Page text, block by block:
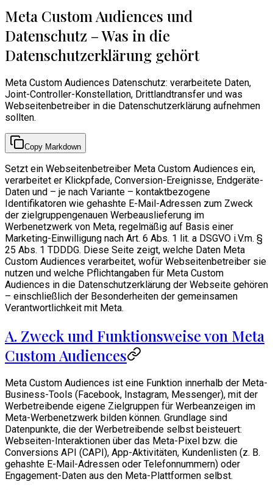
Meta Custom Audiences und
Datenschutz – Was in die
Datenschutzerklärung gehört
Meta Custom Audiences Datenschutz: verarbeitete Daten,
Joint-Controller-Konstellation, Drittlandtransfer und was
Webseitenbetreiber in die Datenschutzerklärung aufnehmen
sollten.
Copy Markdown
Setzt ein Webseitenbetreiber Meta Custom Audiences ein,
verarbeitet er Klickpfade, Conversion-Ereignisse, Endgeräte-
Daten und – je nach Variante – kontaktbezogene
Identifikatoren wie gehashte E-Mail-Adressen zum Zweck
der zielgruppengenauen Werbeauslieferung im
Werbenetzwerk von Meta, regelmäßig auf Basis einer
Marketing-Einwilligung nach Art. 6 Abs. 1 lit. a DSGVO i.V.m. §
25 Abs. 1 TDDDG. Diese Seite zeigt, welche Daten Meta
Custom Audiences verarbeitet, wofür Webseitenbetreiber sie
nutzen und welche Pflichtangaben für Meta Custom
Audiences in die Datenschutzerklärung der Webseite gehören
– einschließlich der Besonderheiten der gemeinsamen
Verantwortlichkeit mit Meta.
A. Zweck und Funktionsweise von Meta
Custom Audiences
Meta Custom Audiences ist eine Funktion innerhalb der Meta-
Business-Tools (Facebook, Instagram, Messenger), mit der
Werbetreibende eigene Zielgruppen für Werbeanzeigen im
Meta-Werbenetzwerk bilden können. Grundlage sind
Datenpunkte, die der Werbetreibende selbst beisteuert:
Webseiten-Interaktionen über das Meta-Pixel bzw. die
Conversions API (CAPI), App-Aktivitäten, Kundenlisten (z. B.
gehashte E-Mail-Adressen oder Telefonnummern) oder
Engagement-Daten aus den Meta-Plattformen selbst.